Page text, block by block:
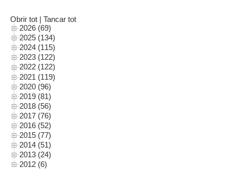
Obrir tot | Tancar tot
2026 (69)
2025 (134)
2024 (115)
2023 (122)
2022 (122)
2021 (119)
2020 (96)
2019 (81)
2018 (56)
2017 (76)
2016 (52)
2015 (77)
2014 (51)
2013 (24)
2012 (6)